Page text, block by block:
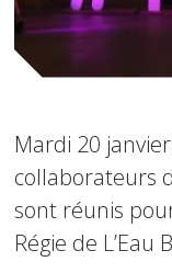
Mardi 20
collaborateurs
sont réunis
Régie de